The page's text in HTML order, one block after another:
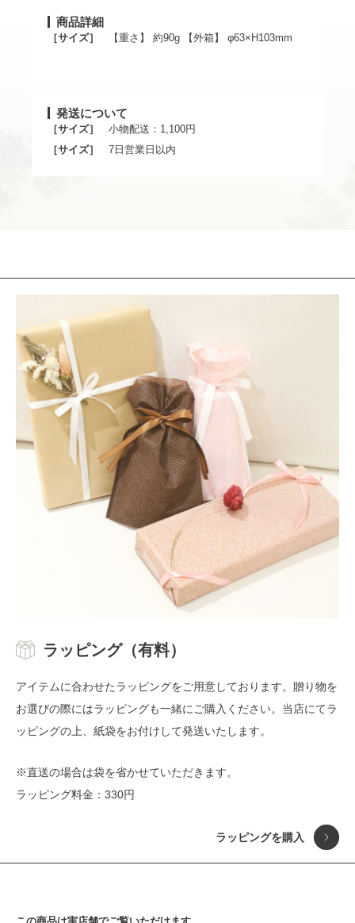
商品詳細
［サイズ］ 【重さ】 約90g 【外箱】 φ63×H103mm
発送について
［サイズ］
小物配送：1,100円
［サイズ］
7日営業日以内
ラッピング（有料）
アイテムに合わせたラッピングをご用意しております。贈り物を
お選びの際にはラッピングも一緒にご購入ください。当店にてラ
ッピングの上、紙袋をお付けして発送いたします。
※直送の場合は袋を省かせていただきます。
ラッピング料金：330円
ラッピングを購入